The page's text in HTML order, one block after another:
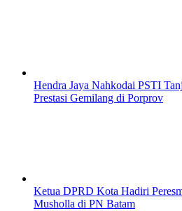
Hendra Jaya Nahkodai PSTI
Prestasi Gemilang di Porprov
Ketua DPRD Kota Hadiri
Musholla di PN Batam